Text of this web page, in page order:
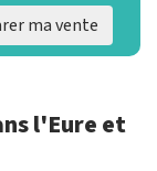
ma vente
l'Eure et